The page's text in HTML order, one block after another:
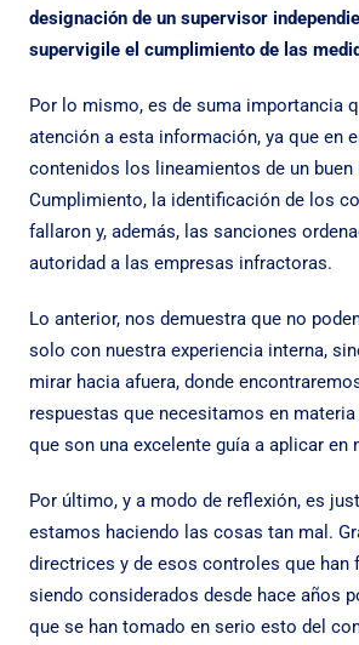
designación de un supervisor
supervigile el cumplimiento de las
Por lo mismo, es de suma importancia
atención a esta información, ya que en
contenidos los lineamientos de un buen
Cumplimiento, la identificación de los
fallaron y, además, las sanciones
autoridad a las empresas infractoras.
Lo anterior, nos demuestra que no
solo con nuestra experiencia interna,
mirar hacia afuera, donde
respuestas que necesitamos en
que son una excelente guía a aplicar en
Por último, y a modo de reflexión, es
estamos haciendo las cosas tan mal.
directrices y de esos controles que han
siendo considerados desde hace años
que se han tomado en serio esto del